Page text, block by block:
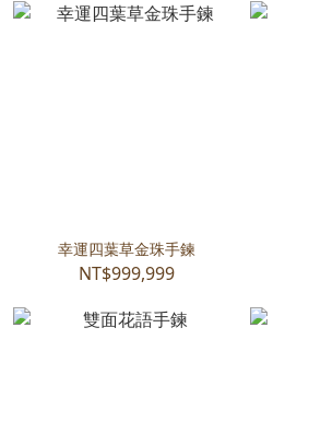
幸運四葉草金珠手鍊
NT$999,999